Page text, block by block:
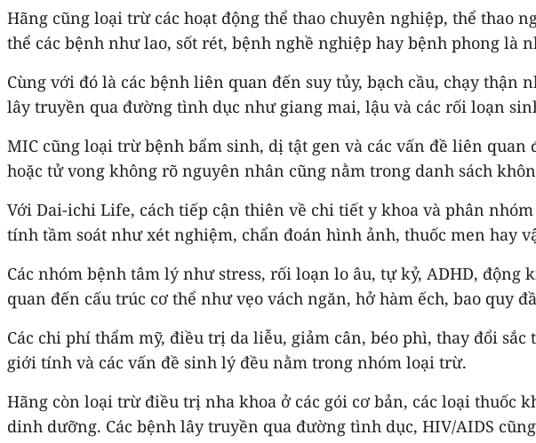
Hãng cũng loại trừ các hoạt động thể thao chuyên nghiệp, thể thao
thể các bệnh như lao, sốt rét, bệnh nghề nghiệp hay bệnh phong là
Cùng với đó là các bệnh liên quan đến suy tủy, bạch cầu, chạy
lây truyền qua đường tình dục như giang mai, lậu và các rối loạn
MIC cũng loại trừ bệnh bẩm sinh, dị tật gen và các vấn đề liên
hoặc tử vong không rõ nguyên nhân cũng nằm trong danh sách
Với Dai-ichi Life, cách tiếp cận thiên về chi tiết y khoa và phân
tính tầm soát như xét nghiệm, chẩn đoán hình ảnh, thuốc men hay
Các nhóm bệnh tâm lý như stress, rối loạn lo âu, tự kỷ, ADHD,
quan đến cấu trúc cơ thể như vẹo vách ngăn, hở hàm ếch, bao quy
Các chi phí thẩm mỹ, điều trị da liễu, giảm cân, béo phì, thay đổi
giới tính và các vấn đề sinh lý đều nằm trong nhóm loại trừ.
Hãng còn loại trừ điều trị nha khoa ở các gói cơ bản, các loại thuốc
dinh dưỡng. Các bệnh lây truyền qua đường tình dục, HIV/AIDS